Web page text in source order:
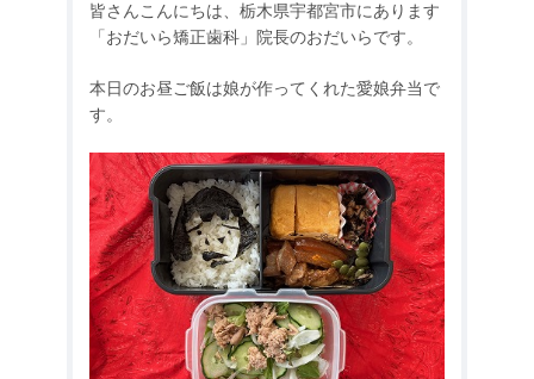
皆さんこんにちは、栃木県宇都宮市にあります
「おだいら矯正歯科」院長のおだいらです。
本日のお昼ご飯は娘が作ってくれた愛娘弁当で
す。